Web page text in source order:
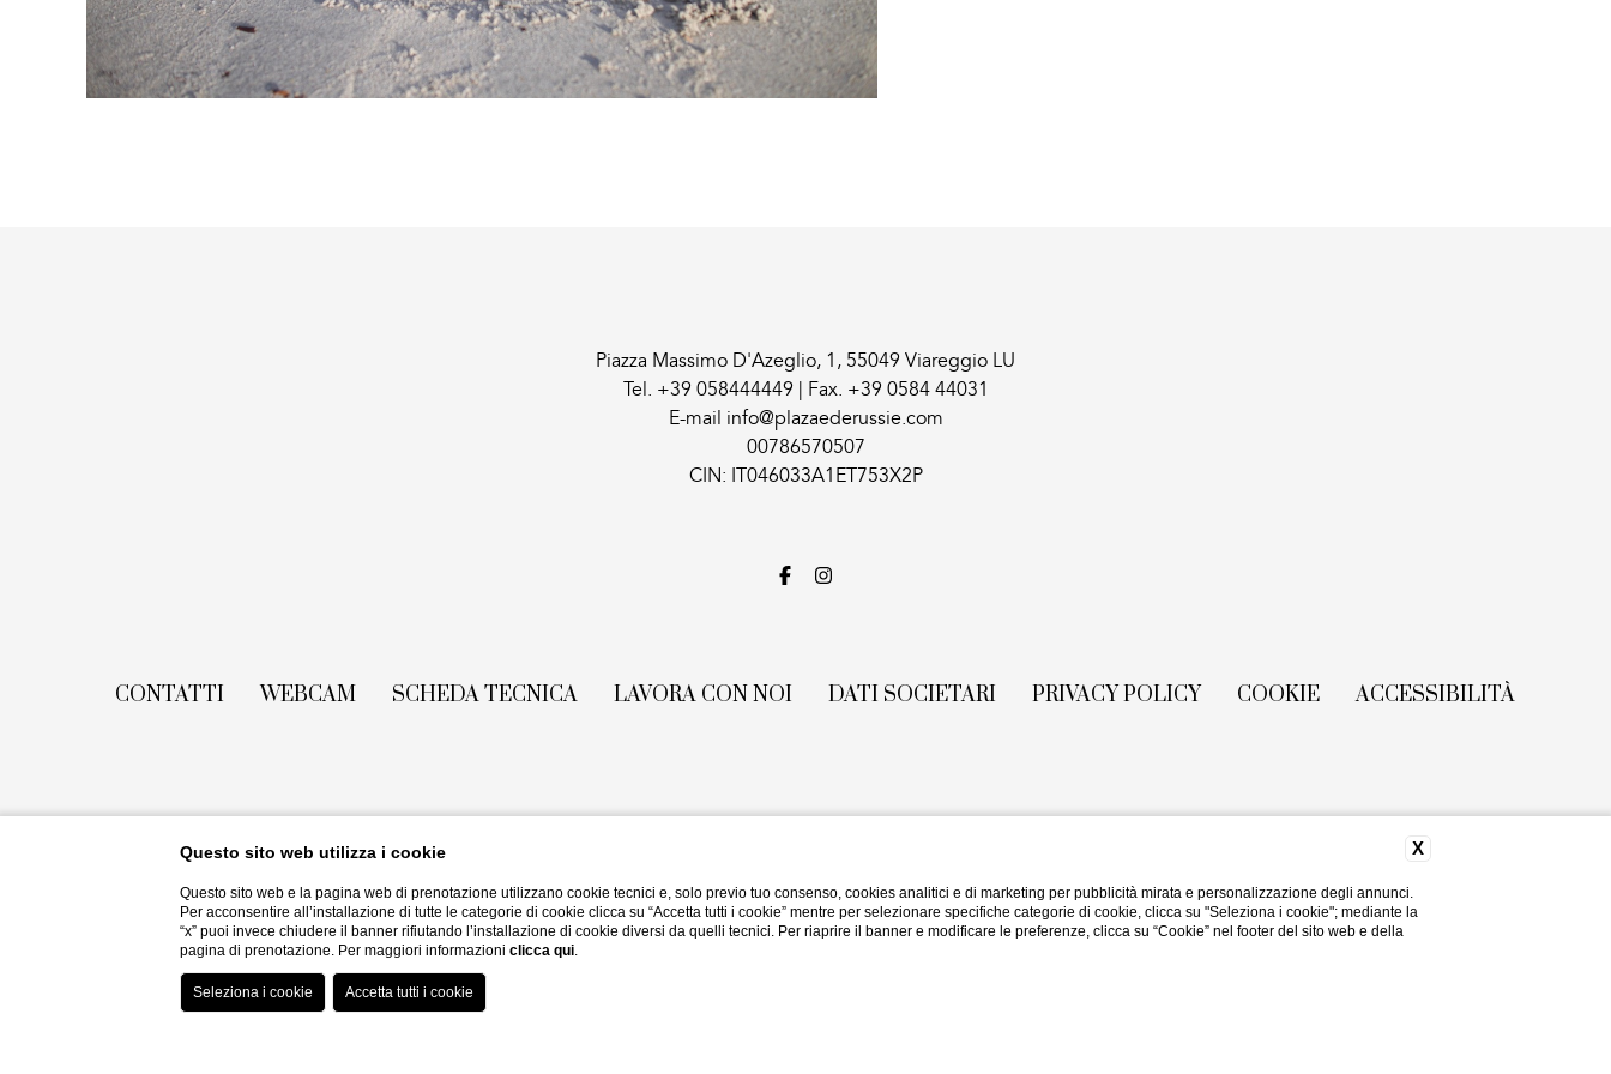
Piazza Massimo D'Azeglio, 1, 55049 Viareggio LU
Tel. +39 058444449 | Fax. +39 0584 44031
E-mail info@plazaederussie.com
00786570507
CIN: IT046033A1ET753X2P
CONTATTI WEBCAM SCHEDA TECNICA LAVORA CON NOI DATI SOCIETARI PRIVACY POLICY COOKIE ACCESSIBILITÀ
X
Questo sito web utilizza i cookie
Questo sito web e la pagina web di prenotazione utilizzano cookie tecnici e, solo previo tuo consenso, cookies analitici e di marketing per pubblicità mirata e personalizzazione degli annunci.
Per acconsentire all’installazione di tutte le categorie di cookie clicca su “Accetta tutti i cookie” mentre per selezionare specifiche categorie di cookie, clicca su "Seleziona i cookie"; mediante la
“x” puoi invece chiudere il banner rifiutando l’installazione di cookie diversi da quelli tecnici. Per riaprire il banner e modificare le preferenze, clicca su “Cookie” nel footer del sito web e della
pagina di prenotazione. Per maggiori informazioniclicca qui.